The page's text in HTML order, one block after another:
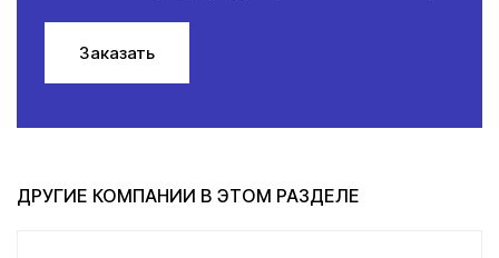
Заказать
ДРУГИЕ КОМПАНИИ В ЭТОМ РАЗДЕЛЕ